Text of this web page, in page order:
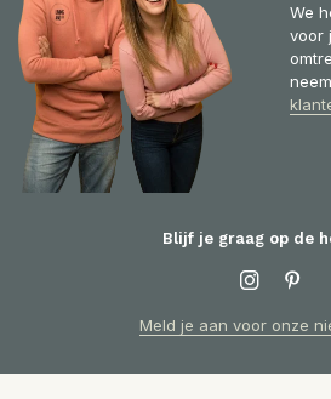
We
voor
Blijf je graag op de
Meld je aan voor onze